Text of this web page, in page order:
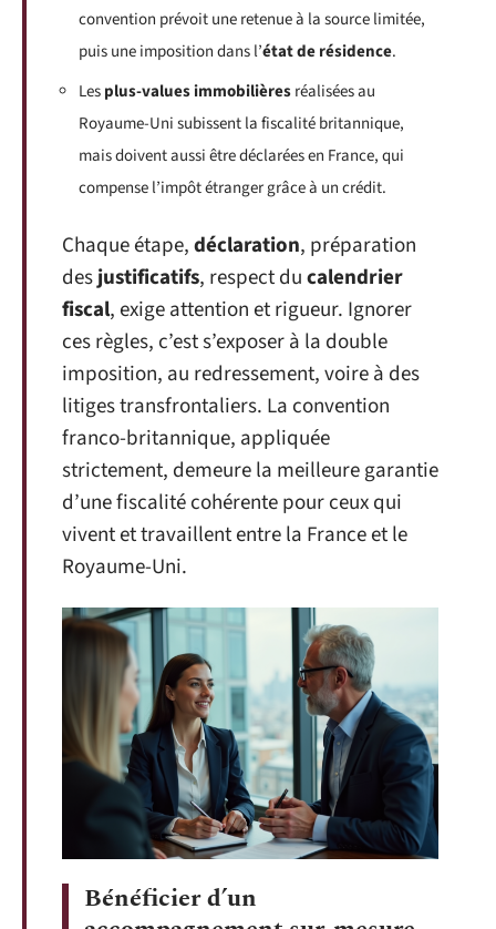
convention prévoit une retenue à la source limitée,
puis une imposition dans l’état de résidence.
Lesplus-values immobilièresréalisées au
Royaume-Uni subissent la fiscalité britannique,
mais doivent aussi être déclarées en France, qui
compense l’impôt étranger grâce à un crédit.
Chaque étape,déclaration, préparation
desjustificatifs, respect ducalendrier
fiscal, exige attention et rigueur. Ignorer
ces règles, c’est s’exposer à la double
imposition, au redressement, voire à des
litiges transfrontaliers. La convention
franco-britannique, appliquée
strictement, demeure la meilleure garantie
d’une fiscalité cohérente pour ceux qui
vivent et travaillent entre la France et le
Royaume-Uni.
Bénéficier d’un